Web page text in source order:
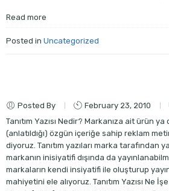
Read more
Posted in Uncategorized
Posted By February 23, 2010
Tanıtım Yazısı Nedir? Markanıza ait ürün ya
(anlatıldığı) özgün içeriğe sahip reklam
diyoruz. Tanıtım yazıları marka tarafından
markanın inisiyatifi dışında da
markaların kendi insiyatifi ile oluşturup
mahiyetini ele alıyoruz. Tanıtım Yazısı Ne İşe